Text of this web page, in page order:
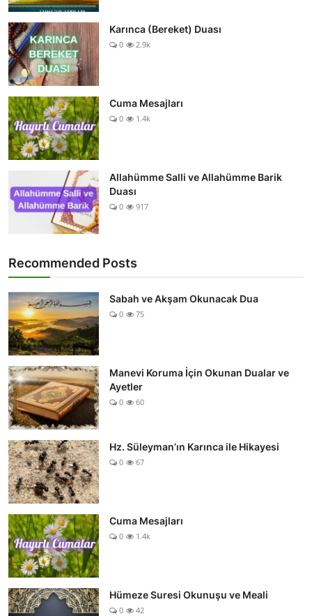
Karınca (Bereket) Duası
0 2.9k
Cuma Mesajları
0 1.4k
Allahümme Salli ve Allahümme Barik
Duası
0 917
Recommended Posts
Sabah ve Akşam Okunacak Dua
0 75
Manevi Koruma İçin Okunan Dualar ve
Ayetler
0 60
Hz. Süleyman’ın Karınca ile Hikayesi
0 67
Cuma Mesajları
0 1.4k
Hümeze Suresi Okunuşu ve Meali
0 42